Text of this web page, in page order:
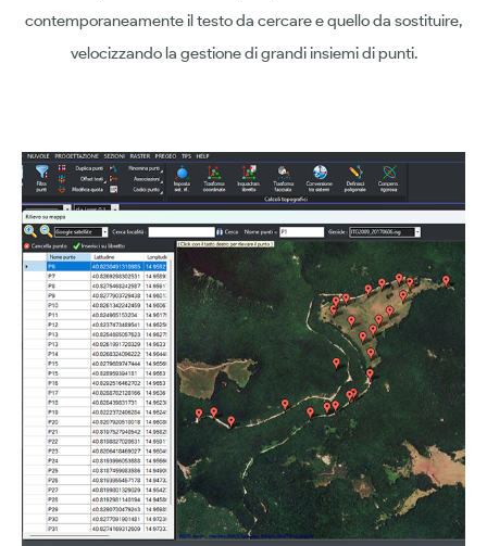
contemporaneamente il testo da cercare e quello da sostituire,
velocizzando la gestione di grandi insiemi di punti.